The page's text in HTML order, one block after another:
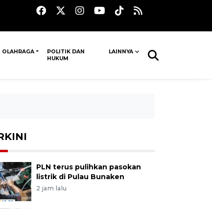
OLAHRAGA
POLITIK DAN
HUKUM
LAINNYA
PLN terus pulihkan pasokan
listrik di Pulau Bunaken
2 jam lalu